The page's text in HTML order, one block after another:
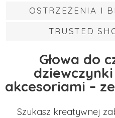
OSTRZEŻENIA I
TRUSTED
Głowa do
akcesoriami –
Szukasz kreatywnej